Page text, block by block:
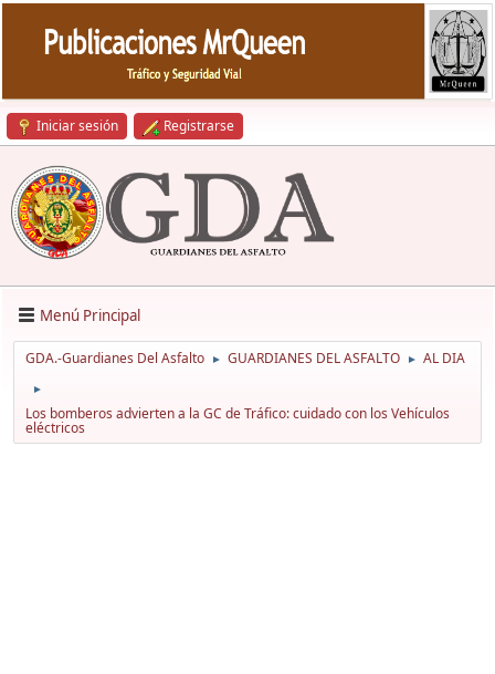
Iniciar sesión Registrarse
Menú Principal
GDA.-Guardianes Del Asfalto ► GUARDIANES DEL ASFALTO ► AL DIA
►
Los bomberos advierten a la GC de Tráfico: cuidado con los Vehículos
eléctricos